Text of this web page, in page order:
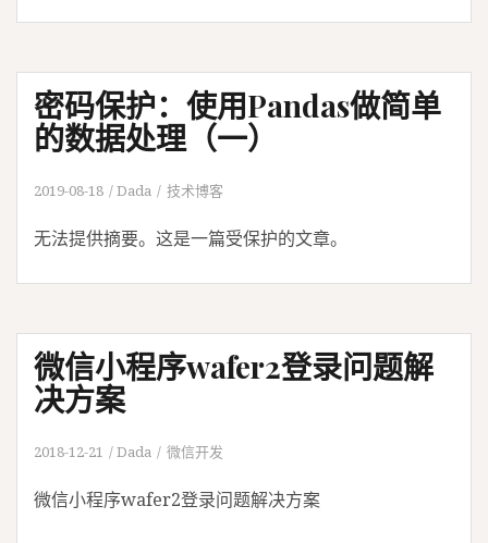
密码保护：使用Pandas做简单
的数据处理（一）
2019-08-18 Dada 技术博客
无法提供摘要。这是一篇受保护的文章。
微信小程序wafer2登录问题解
决方案
2018-12-21 Dada 微信开发
微信小程序wafer2登录问题解决方案